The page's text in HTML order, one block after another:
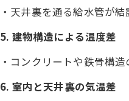
・天井裏を通る給水管が
5. 建物構造による温度差
・コンクリートや鉄骨構
6. 室内と天井裏の気温差